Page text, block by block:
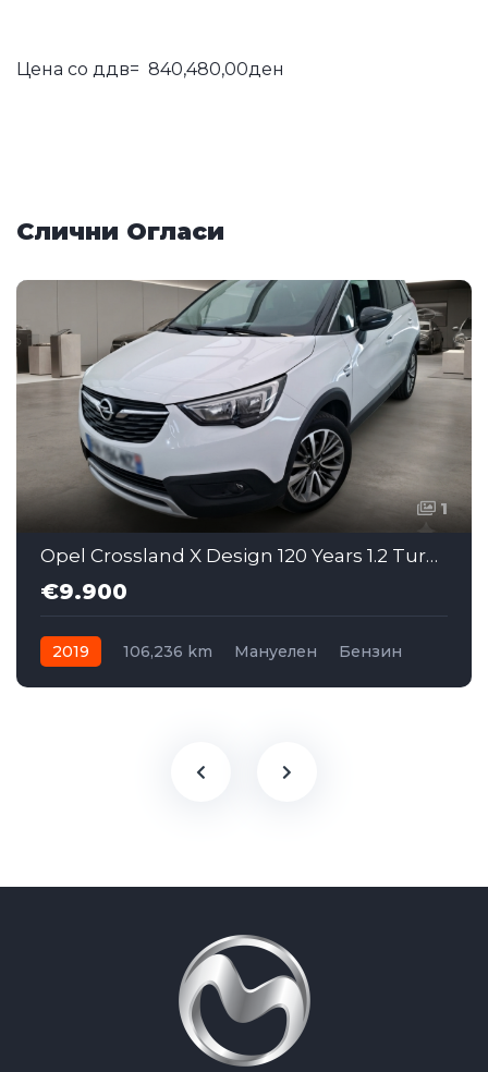
Цена со ддв= 840,480,00ден
Слични Огласи
1
Opel Crossland X Design 120 Years 1.2 Turbo MT
€9.900
2019 106,236 km Мануелен
Бензин